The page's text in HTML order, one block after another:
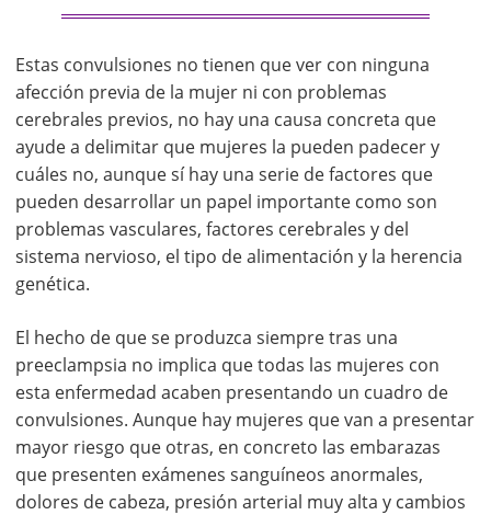
Estas convulsiones no tienen que ver con ninguna
afección previa de la mujer ni con problemas
cerebrales previos, no hay una causa concreta que
ayude a delimitar que mujeres la pueden padecer y
cuáles no, aunque sí hay una serie de factores que
pueden desarrollar un papel importante como son
problemas vasculares, factores cerebrales y del
sistema nervioso, el tipo de alimentación y la herencia
genética.
El hecho de que se produzca siempre tras una
preeclampsia no implica que todas las mujeres con
esta enfermedad acaben presentando un cuadro de
convulsiones. Aunque hay mujeres que van a presentar
mayor riesgo que otras, en concreto las embarazas
que presenten exámenes sanguíneos anormales,
dolores de cabeza, presión arterial muy alta y cambios